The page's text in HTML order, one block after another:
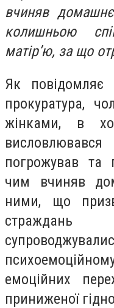
вчиняв
колишньою
матір’ю, за що
Як повідомляє
прокуратура,
жінками, в
погрожував та
чим вчиняв
ними, що
емоційних
приниженої